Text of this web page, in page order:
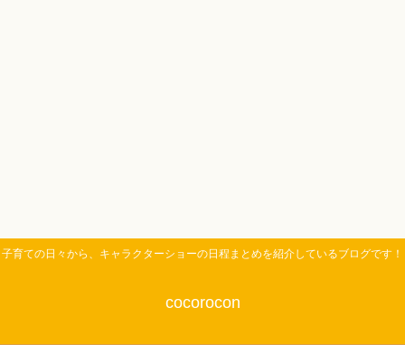
子育ての日々から、キャラクターショーの日程まとめを紹介しているブログです！
cocorocon